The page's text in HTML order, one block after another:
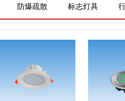
防爆疏散 标志灯具